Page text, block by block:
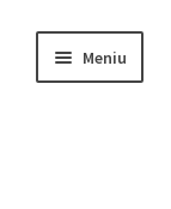
Meniu